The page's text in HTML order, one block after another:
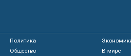
Политика
Общество
В мире